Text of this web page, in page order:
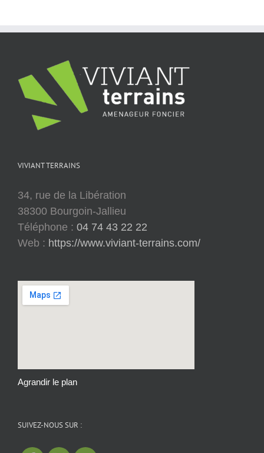
VIVIANT TERRAINS
34, rue de la Libération
38300 Bourgoin-Jallieu
Téléphone : 04 74 43 22 22
Web : https://www.viviant-terrains.com/
Agrandir le plan
SUIVEZ-NOUS SUR :